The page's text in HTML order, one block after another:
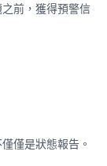
前，獲得預警信
僅是狀態報告。